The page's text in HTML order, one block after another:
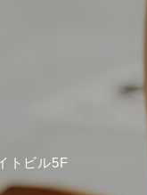
トビル5F